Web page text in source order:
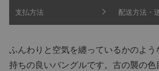
支払方法 配送方法・
ふんわりと空気を纏っているかのよう
持ちの良いバングルです。古の襲の色